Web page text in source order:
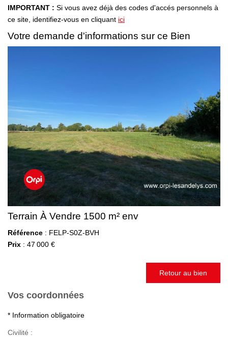
Nous Rejoindre
Nos Témoignages
Nos Partenaires
Nos Services Et Conseils
CONTACT
IMPORTANT : Si vous avez déjà des codes d'accés personnels à
ce site, identifiez-vous en cliquant ici
Votre demande d'informations sur ce Bien
Terrain À Vendre 1500 m² env
Référence : FELP-S0Z-BVH
Prix : 47 000 €
Retour au bien
Vos coordonnées
* Information obligatoire
Civilité :